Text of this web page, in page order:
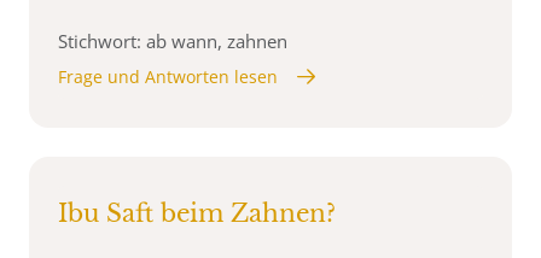
Stichwort: ab wann, zahnen
Frage und Antworten lesen
Ibu Saft beim Zahnen?